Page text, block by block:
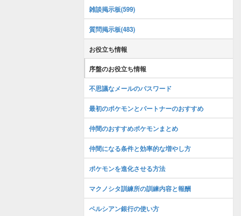
雑談掲示板(599)
質問掲示板(483)
お役立ち情報
序盤のお役立ち情報
不思議なメールのパスワード
最初のポケモンとパートナーのおすすめ
仲間のおすすめポケモンまとめ
仲間になる条件と効率的な増やし方
ポケモンを進化させる方法
マクノシタ訓練所の訓練内容と報酬
ペルシアン銀行の使い方